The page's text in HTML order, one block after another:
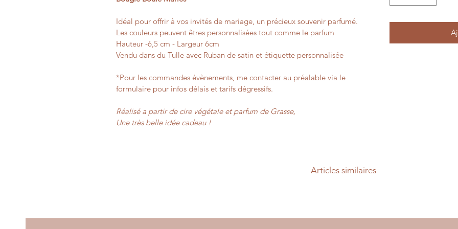
Idéal pour offrir à vos invités de mariage, un précieux souvenir parfumé.
Les couleurs peuvent êtres personnalisées tout comme le parfum
Hauteur -6,5 cm - Largeur 6cm
Vendu dans du Tulle avec Ruban de satin et étiquette personnalisée
*Pour les commandes évènements, me contacter au préalable via le
formulaire pour infos délais et tarifs dégressifs.
Réalisé a partir de cire végétale et parfum de Grasse,
Une très belle idée cadeau !
Articles similaires